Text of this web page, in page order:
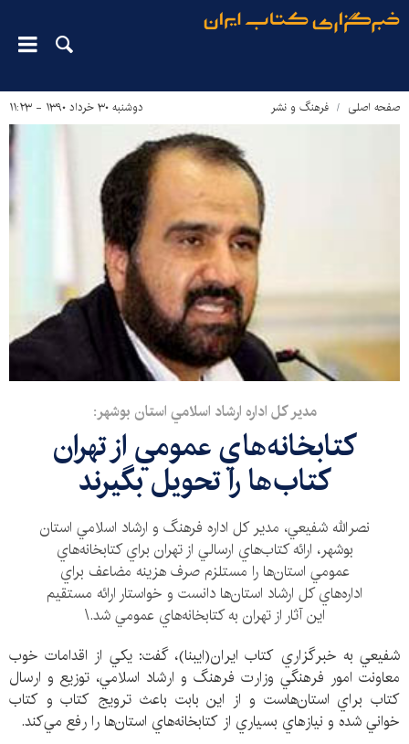
صفحه اصلی فرهنگ و نشر دوشنبه ۳۰ خرداد ۱۳۹۰ - ۱۱:۲۳
مدير كل اداره ارشاد اسلامي استان بوشهر:
كتابخانه‌هاي عمومي از تهران‌
كتاب‌ها را تحويل بگيرند
نصرالله شفيعي، مدير كل اداره فرهنگ و ارشاد اسلامي استان
بوشهر، ‌ارائه كتاب‌‌هاي ارسالي از تهران براي كتابخانه‌هاي
عمومي استان‌ها را مستلزم صرف هزينه مضاعف براي
اداره‌هاي كل ارشاد استان‌ها دانست و خواستار ارائه مستقيم
اين آثار از تهران به كتابخانه‌هاي عمومي شد.\
شفيعي به خبرگزاري كتاب ايران(ايبنا)، گفت: يكي از اقدامات خوب
معاونت امور فرهنگي وزارت فرهنگ و ارشاد اسلامي، توزيع و ارسال
كتاب براي استان‌هاست و از اين بابت باعث ترويج كتاب و كتاب
خواني شده و نيازهاي بسياري از كتابخانه‌هاي استان‌‌ها را رفع مي‌كند.